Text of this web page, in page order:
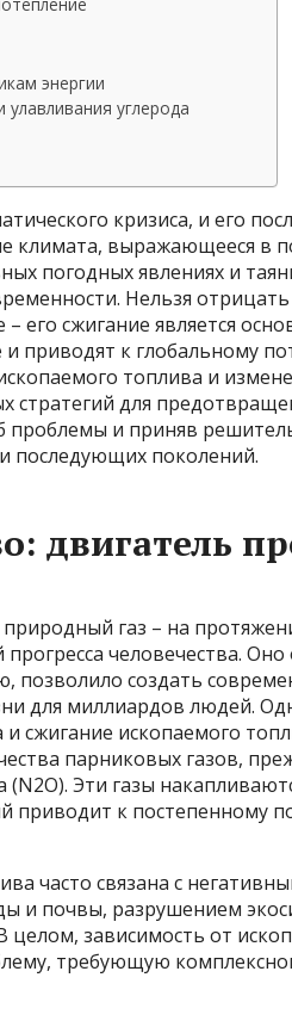
энергии
углерода
кризиса, и его
климата, выражающееся в
погодных явлениях и
Нельзя
его сжигание является
приводят к глобальному
топлива и
стратегий для
проблемы и приняв
последующих поколений.
двигатель
газ – на
человечества. Оно
позволило создать
для миллиардов людей.
сжигание ископаемого
парниковых газов,
(N2O). Эти газы
приводит к постепенному
часто связана с
и почвы, разрушением
зависимость от
требующую